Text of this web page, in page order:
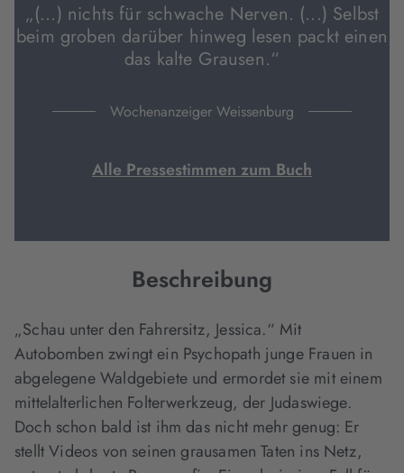
„(...) nichts für schwache Nerven. (...) Selbst
beim groben darüber hinweg lesen packt einen
das kalte Grausen.“
Wochenanzeiger Weissenburg
Alle Pressestimmen zum Buch
Beschreibung
„Schau unter den Fahrersitz, Jessica.“ Mit
Autobomben zwingt ein Psychopath junge Frauen in
abgelegene Waldgebiete und ermordet sie mit einem
mittelalterlichen Folterwerkzeug, der Judaswiege.
Doch schon bald ist ihm das nicht mehr genug: Er
stellt Videos von seinen grausamen Taten ins Netz,